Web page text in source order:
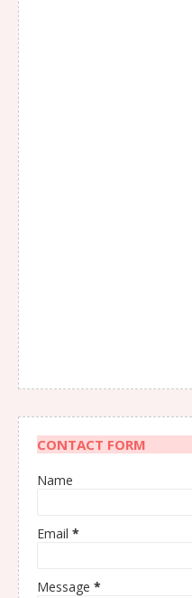
CONTACT FORM
Name
Email *
Message *